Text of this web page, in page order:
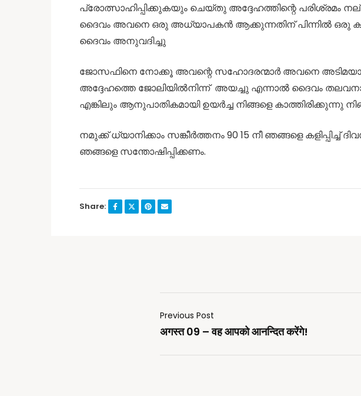
പ്രോത്സാഹിപ്പിക്കുകയും ചെയ്തു അദ്ദേഹത്തിന്റെ പരിശ്രമം
ദൈവം അവനെ ഒരു അധ്യാപകൻ ആക്കുന്നതിന് പിന്നിൽ ഒരു
ദൈവം അനുവദിച്ചു
ജോസഫിനെ നോക്കൂ അവന്റെ സഹോദരന്മാർ അവനെ
അദ്ദേഹത്തെ ജോലിയിൽനിന്ന് അയച്ചു എന്നാൽ ദൈവം
എങ്കിലും ആനുപാതികമായി ഉയർച്ച നിങ്ങളെ
നമുക്ക് ധ്യാനിക്കാം സങ്കീർത്തനം 90 15 നീ ഞങ്ങളെ
ഞങ്ങളെ സന്തോഷിപ്പിക്കണം.
Share:
Previous Post
अगस्त 09 – वह आपको आनन्दित करेंगे!